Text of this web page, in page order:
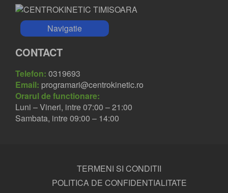
Navigatie
CONTACT
Telefon: 0319693
Email: programari@centrokinetic.ro
Orarul de functionare:
Luni – Vineri, intre 07:00 – 21:00
Sambata, intre 09:00 – 14:00
TERMENI SI CONDITII
POLITICA DE CONFIDENTIALITATE